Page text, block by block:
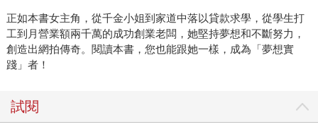
正如本書女主角，從千金小姐到家道中落以貸款求學，從學生打
工到月營業額兩千萬的成功創業老闆，她堅持夢想和不斷努力，
創造出網拍傳奇。閱讀本書，您也能跟她一樣，成為「夢想實
踐」者！
試閱